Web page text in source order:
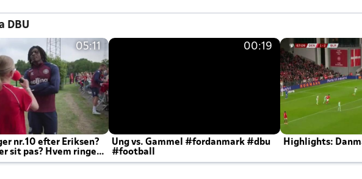
DBU
05:11
nr.10 efter Eriksen?
sit pas? Hvem ringer
til efter kampe?
00:19
Ung vs. Gammel #fordanmark #dbu
#football
Highlights: